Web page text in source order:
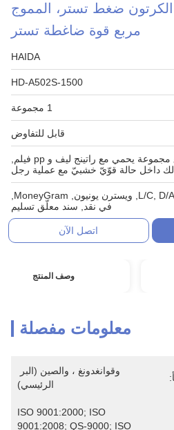
الكرتون ضغط تستر، المموج
مربع قوة ضاغطة تستر
HAIDA
HD-A502S-1500
1 مجموعة
قابل للتفاوض
ach وضع مجموعة يحمي مع راتينج ليف و pp فيلم,
داخل حالة قوّيّ خشبيّ مع عملية رجل
في نقد, سند معلّق تسليم
اتصل الآن
وصف المنتج
معلومات مفصلة
الرئيسي)
ISO 9001:2000; ISO
9001:2008; QS-9000; ISO